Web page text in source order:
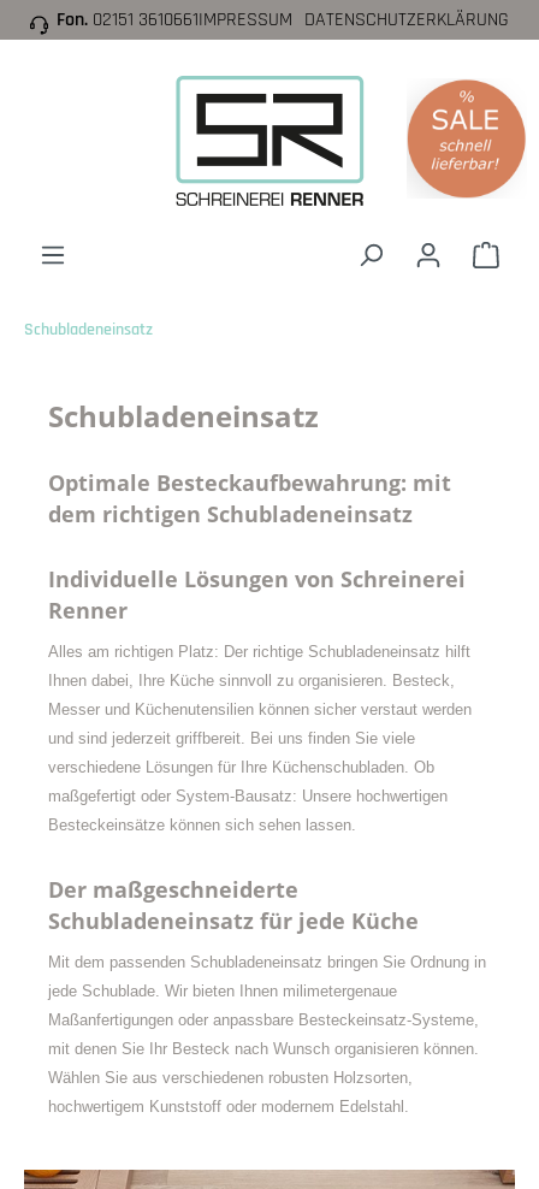
springen
Fon. 02151 3610661IMPRESSUM DATENSCHUTZERKLÄRUNG
Schubladeneinsatz
Schubladeneinsatz
Optimale Besteckaufbewahrung: mit
dem richtigen Schubladeneinsatz
Individuelle Lösungen von Schreinerei
Renner
Alles am richtigen Platz: Der richtige Schubladeneinsatz hilft
Ihnen dabei, Ihre Küche sinnvoll zu organisieren. Besteck,
Messer und Küchenutensilien können sicher verstaut werden
und sind jederzeit griffbereit. Bei uns finden Sie viele
verschiedene Lösungen für Ihre Küchenschubladen. Ob
maßgefertigt oder System-Bausatz: Unsere hochwertigen
Besteckeinsätze können sich sehen lassen.
Der maßgeschneiderte
Schubladeneinsatz für jede Küche
Mit dem passenden Schubladeneinsatz bringen Sie Ordnung in
jede Schublade. Wir bieten Ihnen milimetergenaue
Maßanfertigungen oder anpassbare Besteckeinsatz-Systeme,
mit denen Sie Ihr Besteck nach Wunsch organisieren können.
Wählen Sie aus verschiedenen robusten Holzsorten,
hochwertigem Kunststoff oder modernem Edelstahl.